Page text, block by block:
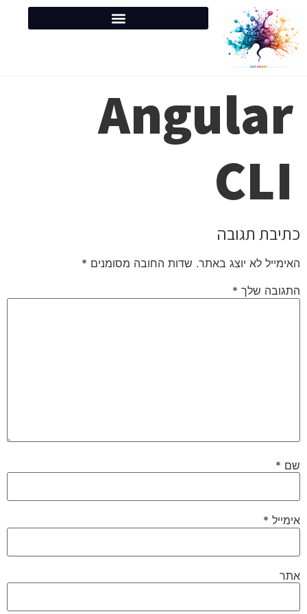
Angular
CLI
כתיבת תגובה
האימייל לא יוצג באתר. שדות החובה מסומנים *
התגובה שלך *
שם *
אימייל *
אתר